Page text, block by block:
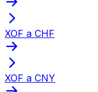
XOF a CHF
XOF a CNY